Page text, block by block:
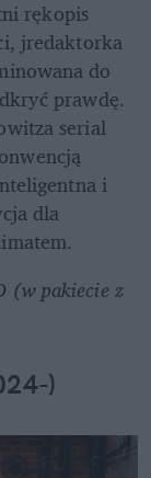
rękopis
jredaktorka
do
prawdę.
serial
i
dla
(w pakiecie z
)